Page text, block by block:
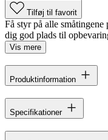
Tilføj til favorit
Få styr på alle
dig god plads til
Vis mere
Produktinformation
Specifikationer